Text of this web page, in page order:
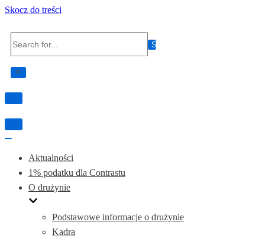
Skocz do treści
for...
Przełącznik
Przełącznik
Aktualności
1% podatku dla Contrastu
O drużynie
Podstawowe informacje o drużynie
Kadra